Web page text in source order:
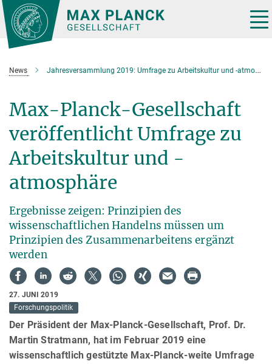
Hauptinhalt
News Jahresversammlung 2019: Umfrage zu Arbeitskultur und -atmosphäre
Max-Planck-Gesellschaft
veröffentlicht Umfrage zu
Arbeitskultur und -
atmosphäre
Ergebnisse zeigen: Prinzipien des
wissenschaftlichen Handelns müssen um
Prinzipien des Zusammenarbeitens ergänzt
werden
27. JUNI 2019
Forschungspolitik
Der Präsident der Max-Planck-Gesellschaft, Prof. Dr.
Martin Stratmann, hat im Februar 2019 eine
wissenschaftlich gestützte Max-Planck-weite Umfrage